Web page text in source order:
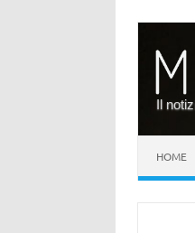
Il
HOME